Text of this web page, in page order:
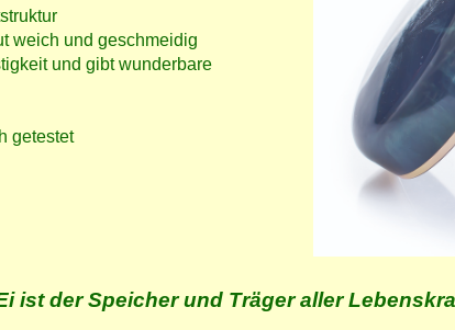
weich und geschmeidig
und gibt wunderbare
getestet
ist der Speicher und Träger aller